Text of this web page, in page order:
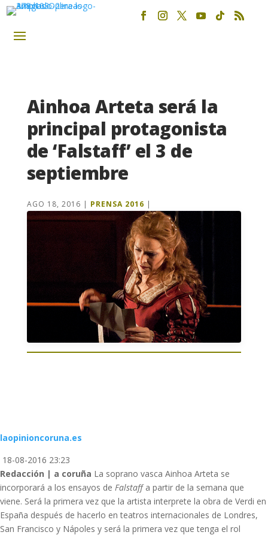
Ainhoa Arteta será la
principal protagonista
de ‘Falstaff’ el 3 de
septiembre
AGO 18, 2016 | PRENSA 2016 |
laopinioncoruna.es
18-08-2016 23:23
Redacción | a coruña La soprano vasca Ainhoa Arteta se
incorporará a los ensayos de Falstaffa partir de la semana que
viene. Será la primera vez que la artista interprete la obra de Verdi en
España después de hacerlo en teatros internacionales de Londres,
San Francisco y Nápoles y será la primera vez que tenga el rol